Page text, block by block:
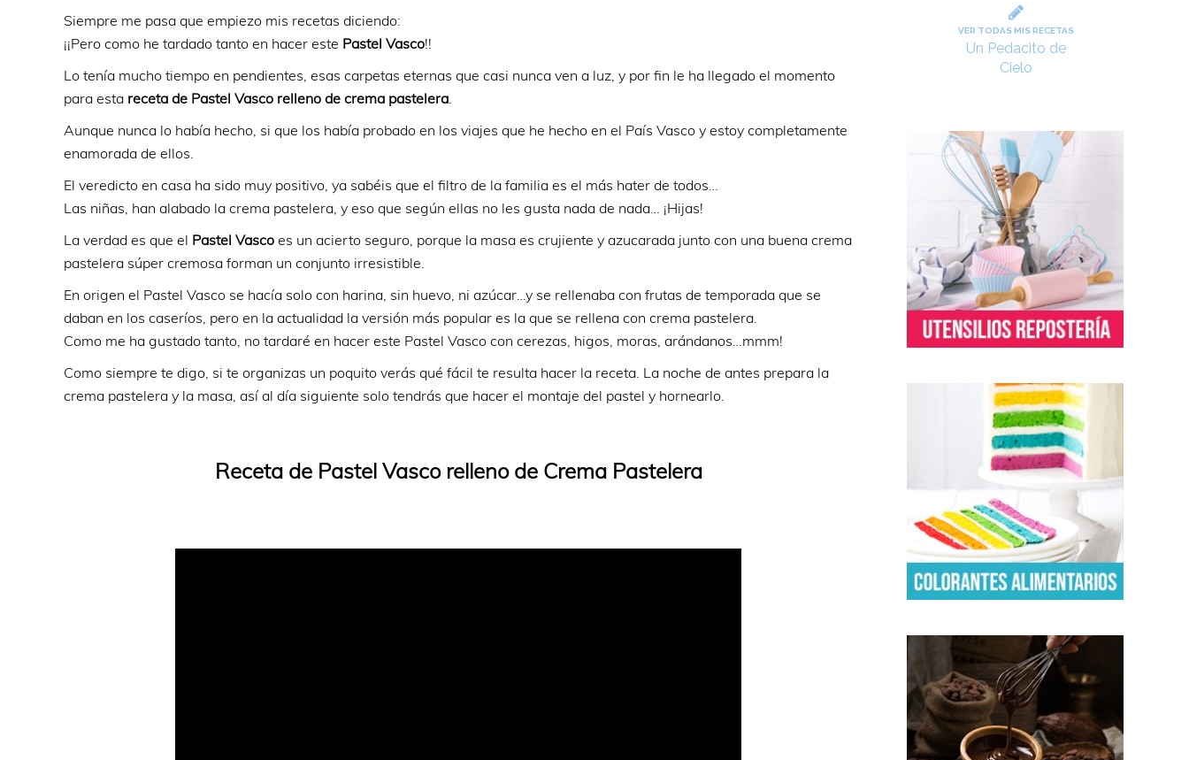
Siempre me pasa que empiezo mis recetas diciendo:
¡¡Pero como he tardado tanto en hacer este Pastel Vasco!!
Lo tenía mucho tiempo en pendientes, esas carpetas eternas que casi nunca ven a luz, y por fin le ha llegado el momento
para esta receta de Pastel Vasco relleno de crema pastelera.
Aunque nunca lo había hecho, si que los había probado en los viajes que he hecho en el País Vasco y estoy completamente
enamorada de ellos.
El veredicto en casa ha sido muy positivo, ya sabéis que el filtro de la familia es el más hater de todos…
Las niñas, han alabado la crema pastelera, y eso que según ellas no les gusta nada de nada… ¡Hijas!
La verdad es que el Pastel Vasco es un acierto seguro, porque la masa es crujiente y azucarada junto con una buena crema
pastelera súper cremosa forman un conjunto irresistible.
En origen el Pastel Vasco se hacía solo con harina, sin huevo, ni azúcar…y se rellenaba con frutas de temporada que se
daban en los caseríos, pero en la actualidad la versión más popular es la que se rellena con crema pastelera.
Como me ha gustado tanto, no tardaré en hacer este Pastel Vasco con cerezas, higos, moras, arándanos…mmm!
Como siempre te digo, si te organizas un poquito verás qué fácil te resulta hacer la receta. La noche de antes prepara la
crema pastelera y la masa, así al día siguiente solo tendrás que hacer el montaje del pastel y hornearlo.
Receta de Pastel Vasco relleno de Crema Pastelera
VER TODAS MIS RECETAS
Un Pedacito de
Cielo